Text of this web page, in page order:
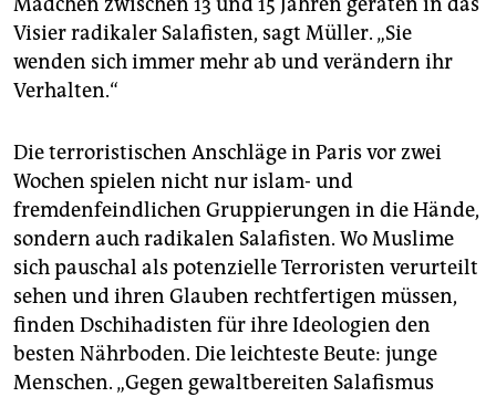
Visier radikaler Salafisten, sagt Müller. „Sie
wenden sich immer mehr ab und verändern ihr
Verhalten.“
Die terroristischen Anschläge in Paris vor zwei
Wochen spielen nicht nur islam- und
fremdenfeindlichen Gruppierungen in die Hände,
sondern auch radikalen Salafisten. Wo Muslime
sich pauschal als potenzielle Terroristen verurteilt
sehen und ihren Glauben rechtfertigen müssen,
finden Dschihadisten für ihre Ideologien den
besten Nährboden. Die leichteste Beute: junge
Menschen. „Gegen gewaltbereiten Salafismus